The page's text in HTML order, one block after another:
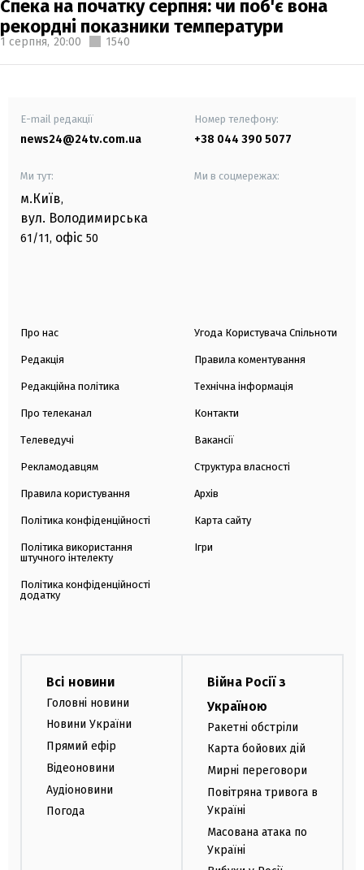
Спека на початку серпня: чи поб'є вона
рекордні показники температури
1 серпня, 20:00 1540
E-mail редакції
news24@24tv.com.ua
Номер телефону:
+38 044 390 5077
Ми тут:
м.Київ,
вул. Володимирська
61/11, офіс 50
Ми в соцмережах:
Про нас
Редакція
Редакційна політика
Про телеканал
Телеведучі
Рекламодавцям
Правила користування
Політика конфіденційності
Політика використання
штучного інтелекту
Політика конфіденційності
додатку
Угода Користувача Спільноти
Правила коментування
Технічна інформація
Контакти
Вакансії
Структура власності
Архів
Карта сайту
Ігри
Всі новини
Головні новини
Новини України
Прямий ефір
Відеоновини
Аудіоновини
Погода
Війна Росії з
Україною
Ракетні обстріли
Карта бойових дій
Мирні переговори
Повітряна тривога в
Україні
Масована атака по
Україні